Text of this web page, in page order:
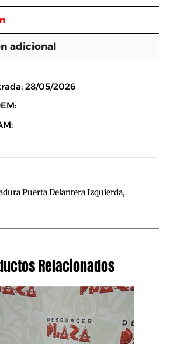
adicional
28/05/2026
Puerta Delantera Izquierda,
Relacionados